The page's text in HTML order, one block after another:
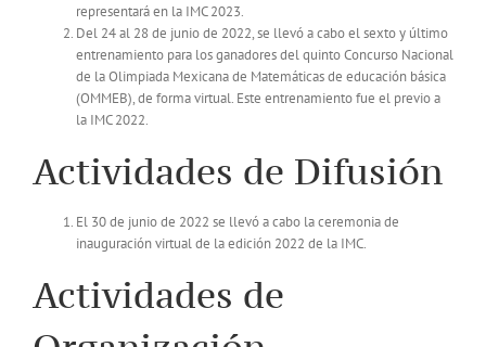
representará en la IMC 2023.
Del 24 al 28 de junio de 2022, se llevó a cabo el sexto y último
entrenamiento para los ganadores del quinto Concurso Nacional
de la Olimpiada Mexicana de Matemáticas de educación básica
(OMMEB), de forma virtual. Este entrenamiento fue el previo a
la IMC 2022.
Actividades de Difusión
El 30 de junio de 2022 se llevó a cabo la ceremonia de
inauguración virtual de la edición 2022 de la IMC.
Actividades de